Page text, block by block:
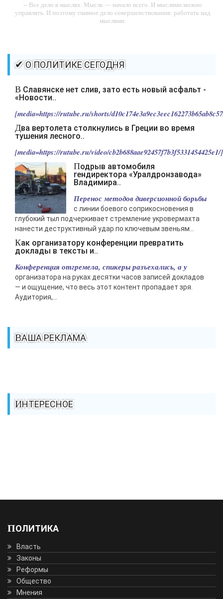
-- Все дело в мыслях. Мысль — начало всего. И мыслями можно
управлять. И поэтому главное дело совершенствования: работать над
мыслями.
-- Самое большое богатство — это ум. Самая большая нищета —
глупость. Из всех страхов самый пугающий — самолюбование.
-- Лучшее, что можно сделать с хорошим советом, это пропустить его
мимо ушей. Он никогда не бывает полезен никому, кроме того, кто его
-- Люблю давать советы и очень не люблю, когда их дают мне.
✔ О ПОЛИТИКЕ СЕГОДНЯ
В Славянске нет слив, зато есть новый асфальт -
«Новости..
[media=https://rutube.ru/shorts/
Два вертолета столкнулись в Греции во время
тушения лесного..
[media=https://rutube.ru/video/
Подрыв автомобиля
гендиректора «Уралдронзавода»
Владимира..
Перенос методов диверсионной борьбы
с линии боевого соприкосновения в
глубокий тыл подчеркивает стремление укровермахта
нанести деструктивный удар по ключевым звеньям...
Как организатору конференции превратить
доклады в тексты и..
Конференция отгремела, спикеры разъехались, а у
организатора на руках десятки часов записей докладов
— и ощущение, что весь этот контент пропадает зря.
Аудитория,...
ВАША РЕКЛАМА
ИНТЕРЕСНОЕ
ПОЛИТИКА
Власть
Законы
Реформы
Общество
Мнения